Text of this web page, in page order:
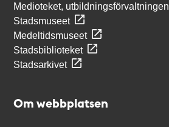
Medioteket, utbildningsförvaltningen
Stadsmuseet
Medeltidsmuseet
Stadsbiblioteket
Stadsarkivet
Om webbplatsen